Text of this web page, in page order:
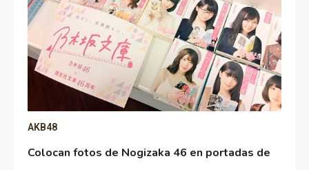
AKB48
Colocan fotos de Nogizaka 46 en portadas de